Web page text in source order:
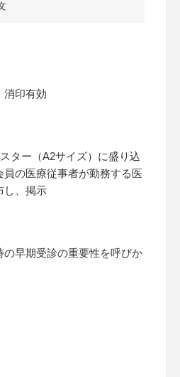
消印有効
ター（A2サイズ）に盛り込
の医療従事者が勤務する医
し、掲示
の早期受診の重要性を呼びか